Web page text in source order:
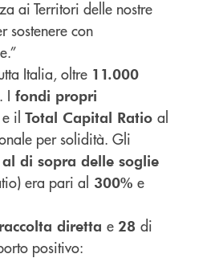
ai Territori delle nostre
sostenere con
Italia, oltre 11.000
. I fondi propri
il Total Capital Ratio al
per solidità. Gli
di sopra delle soglie
era pari al 300% e
raccolta diretta e 28 di
positivo: